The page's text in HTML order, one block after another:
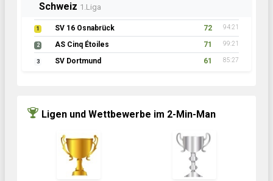
Schweiz 1.Liga
1 SV 16 Osnabrück 72 94:21
2 AS Cinq Étoiles 71 99:21
3 SV Dortmund 61 85:27
Ligen und Wettbewerbe im 2-Min-Man